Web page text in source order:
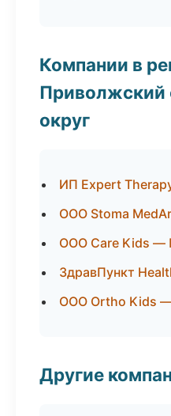
Компании в
Приволжский
округ
ИП Expert
ООО Stoma
ООО Care Kids —
ЗдравПункт
ООО Ortho Kids —
Другие